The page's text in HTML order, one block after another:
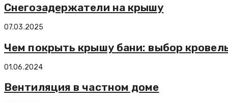
Снегозадержатели на крышу
07.03.2025
Чем покрыть крышу бани: выбор
01.06.2024
Вентиляция в частном доме